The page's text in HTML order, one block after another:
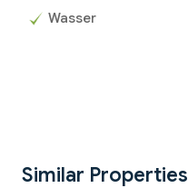
Wasser
Similar Properties